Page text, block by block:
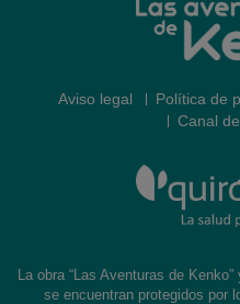
Aviso legal Política de
Canal
La obra “Las Aventuras de
se encuentran protegidos por